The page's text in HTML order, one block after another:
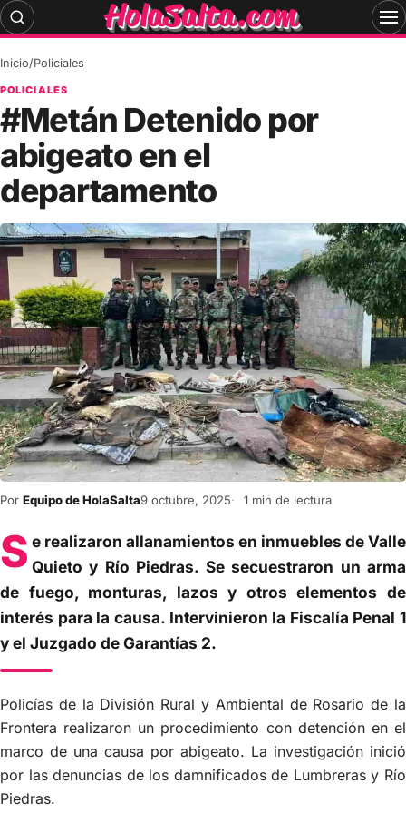
Skip
to
Inicio/Policiales
POLICIALES
#Metán Detenido por
abigeato en el
departamento
Por Equipo de HolaSalta9 octubre, 2025 1 min de lectura
S e realizaron allanamientos en inmuebles de Valle
Quieto y Río Piedras. Se secuestraron un arma
de fuego, monturas, lazos y otros elementos de
interés para la causa. Intervinieron la Fiscalía Penal 1
y el Juzgado de Garantías 2.
Policías de la División Rural y Ambiental de Rosario de la
Frontera realizaron un procedimiento con detención en el
marco de una causa por abigeato. La investigación inició
por las denuncias de los damnificados de Lumbreras y Río
Piedras.